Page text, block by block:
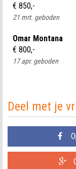
€ 850,-
21 mrt. geboden
Omar Montana
€ 800,-
17 apr. geboden
Deel met je